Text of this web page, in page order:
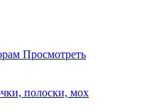
Просмотреть
полоски, мох